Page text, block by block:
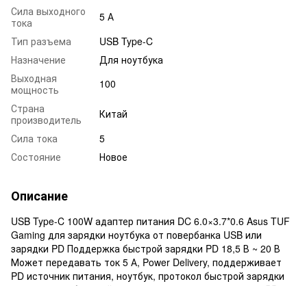
Сила выходного
тока
5 А
Тип разъема
USB Type-C
Назначение
Для ноутбука
Выходная
мощность
100
Страна
производитель
Китай
Сила тока
5
Состояние
Новое
Описание
USB Type-C 100W адаптер питания DC 6.0×3.7*0.6 Asus TUF
Gaming для зарядки ноутбука от повербанка USB или
зарядки PD Поддержка быстрой зарядки PD 18,5 В ~ 20 В
Может передавать ток 5 А, Power Delivery, поддерживает
PD источник питания, ноутбук, протокол быстрой зарядки